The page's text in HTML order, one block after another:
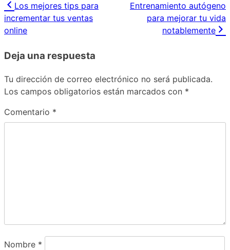
Navegación
de
Los mejores tips para
incrementar tus ventas
online
Entrenamiento autógeno
para mejorar tu vida
notablemente
Deja una respuesta
Tu dirección de correo electrónico no será publicada.
Los campos obligatorios están marcados con *
Comentario *
Nombre *